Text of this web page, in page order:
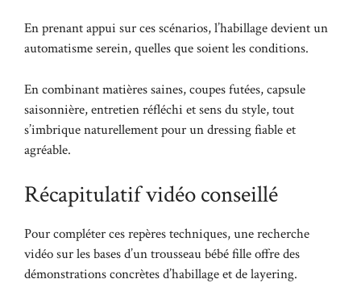
En prenant appui sur ces scénarios, l’habillage devient un
automatisme serein, quelles que soient les conditions.
En combinant matières saines, coupes futées, capsule
saisonnière, entretien réfléchi et sens du style, tout
s’imbrique naturellement pour un dressing fiable et
agréable.
Récapitulatif vidéo conseillé
Pour compléter ces repères techniques, une recherche
vidéo sur les bases d’un trousseau bébé fille offre des
démonstrations concrètes d’habillage et de layering.